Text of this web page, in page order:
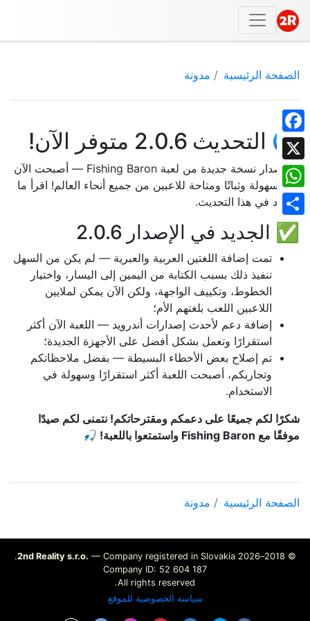
Facebook
X
WhatsApp
Share
الصفحة الرئيسية مدونة
🌍 التحديث 2.0.6 متوفر الآن!
تم إصدار نسخة جديدة من لعبة Fishing Baron — أصبحت الآن
أكثر سهولة وثباتًا ومتاحة للاعبين من جميع أنحاء العالم! اقرأ ما
الجديد في هذا التحديث.
✅ الجديد في الإصدار 2.0.6
تمت إضافة اللغتين العربية والعبرية — لم يكن من السهل
تنفيذ ذلك بسبب الكتابة من اليمين إلى اليسار، واختيار
الخطوط، وتكييف الواجهة، ولكن الآن يمكن لملايين
اللاعبين اللعب بلغتهم الأم؛
إضافة دعم لأحدث إصدارات أندرويد — اللعبة الآن أكثر
استقرارًا وتعمل بشكل أفضل على الأجهزة الجديدة؛
تم إصلاح بعض الأخطاء البسيطة — بفضل ملاحظاتكم
وتجاربكم، أصبحت اللعبة أكثر استقرارًا وسهولة في
الاستخدام.
شكرًا لكم جميعًا على دعمكم ومقترحاتكم! نتمنى لكم صيدًا
موفقًا مع Fishing Baron واستمتعوا باللعبة! 🎣
الصفحة الرئيسية مدونة
© 2018–2026
2nd Reality s.r.o. — Company registered in Slovakia.
Company ID: 52 604 187
All rights reserved.
سياسة الخصوصية للموقع